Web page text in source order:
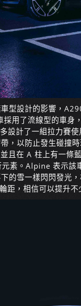
型設計的影響，
用了流線型的車身
設計了一組拉力賽
，以防止發生碰撞
且在 A 柱上有一條
素。Alpine 表示該
的雪一樣閃閃發光
，相信可以提升不